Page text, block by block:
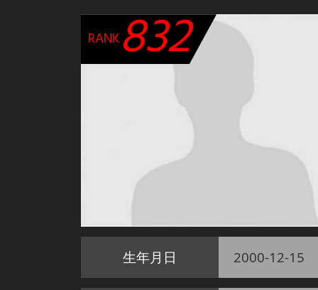
RANK832
生年月日 2000-12-15